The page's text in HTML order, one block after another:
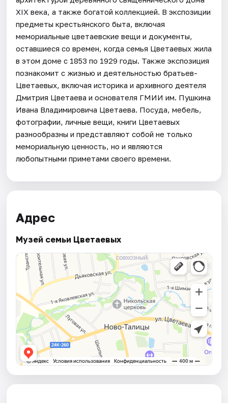
XIX века, а также богатой коллекцией. В экспозиции
предметы крестьянского быта, включая
мемориальные цветаевские вещи и документы,
оставшиеся со времен, когда семья Цветаевых жила
в этом доме с 1853 по 1929 годы. Также экспозиция
познакомит с жизнью и деятельностью братьев-
Цветаевых, включая историка и архивного деятеля
Дмитрия Цветаева и основателя ГМИИ им. Пушкина
Ивана Владимировича Цветаева. Посуда, мебель,
фотографии, личные вещи, книги Цветаевых
разнообразны и представляют собой не только
мемориальную ценность, но и являются
любопытными приметами своего времени.
Адрес
Музей семьи Цветаевых